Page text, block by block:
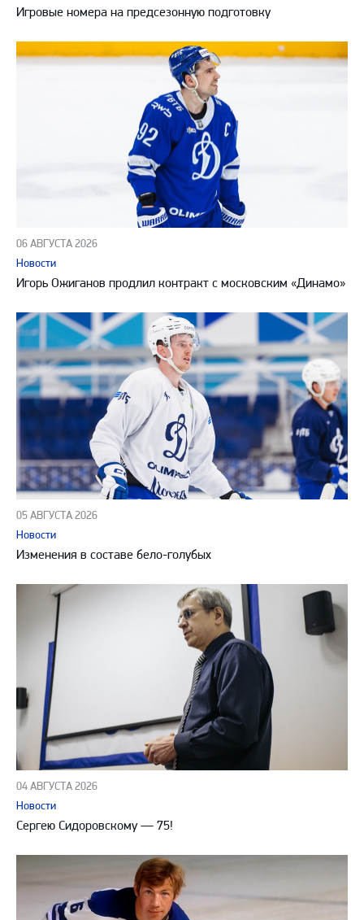
Игровые номера на предсезонную подготовку
06 АВГУСТА 2026
Новости
Игорь Ожиганов продлил контракт с московским «Динамо»
05 АВГУСТА 2026
Новости
Изменения в составе бело-голубых
04 АВГУСТА 2026
Новости
Сергею Сидоровскому — 75!